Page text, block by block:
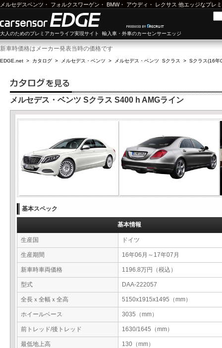
メルセデスベンツ ・ フォルクスワーゲン ・ BMW・ アウディ ・ レクサス 他エッジなプレ
大人のためのプレミアカーライフ実現サイト 輸入車・外車のカーセンサーエッジ
新車時価格はメーカー発表当時の価格です
EDGE.net > カタログ > メルセデス・ベンツ > メルセデス・ベンツ Sクラス > Sクラス(16年
メルセデス・ベンツ Sクラス S400 h AMGライン
基本スペック
基本情報
生産国 ドイツ
生産期間 16年06月～17年07月
新車時車両価格 1196.8万円（税込）
型式 DAA-222057
全長ｘ全幅ｘ全高 5150x1915x1495（mm）
ホイールベース 3035（mm）
前トレッド/後トレッド 1630/1645（mm）
最低地上高 130（mm）